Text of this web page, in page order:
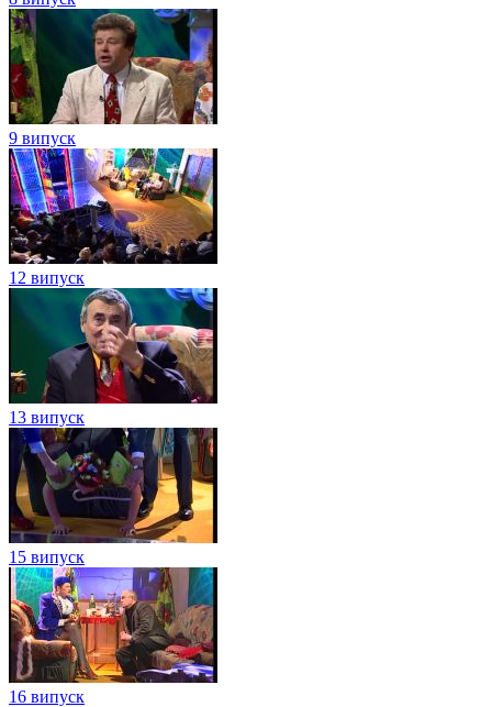
9 випуск
12 випуск
13 випуск
15 випуск
16 випуск